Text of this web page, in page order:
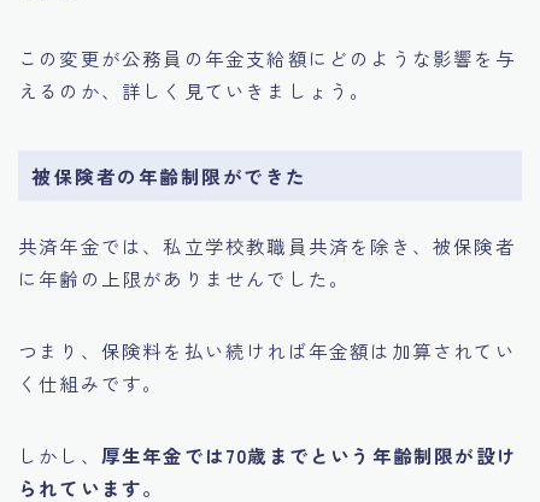
この変更が公務員の年金支給額にどのような影響を与
えるのか、詳しく見ていきましょう。
被保険者の年齢制限ができた
共済年金では、私立学校教職員共済を除き、被保険者
に年齢の上限がありませんでした。
つまり、保険料を払い続ければ年金額は加算されてい
く仕組みです。
しかし、 厚生年金では70歳までという年齢制限が設け
られています。